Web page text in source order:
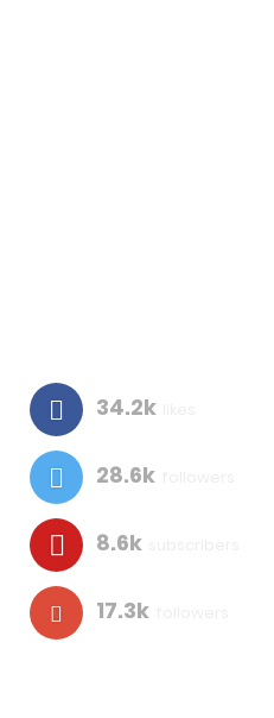
34.2k
28.6k
8.6k
17.3k